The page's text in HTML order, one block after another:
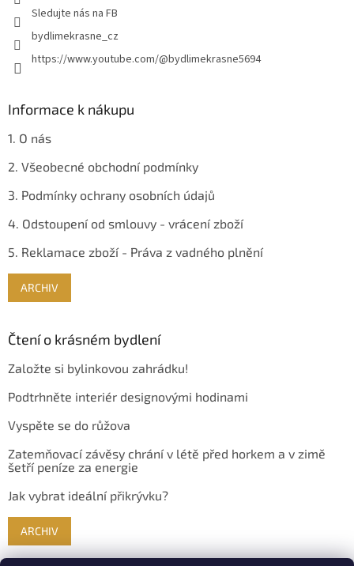
s
Sledujte nás na FB
bydlimekrasne_cz
https://www.youtube.com/@bydlimekrasne5694
Informace k nákupu
1. O nás
2. Všeobecné obchodní podmínky
3. Podmínky ochrany osobních údajů
4. Odstoupení od smlouvy - vrácení zboží
5. Reklamace zboží - Práva z vadného plnění
ARCHIV
Čtení o krásném bydlení
Založte si bylinkovou zahrádku!
Podtrhněte interiér designovými hodinami
Vyspěte se do růžova
Zatemňovací závěsy chrání v létě před horkem a v zimě
šetří peníze za energie
Jak vybrat ideální přikrývku?
ARCHIV